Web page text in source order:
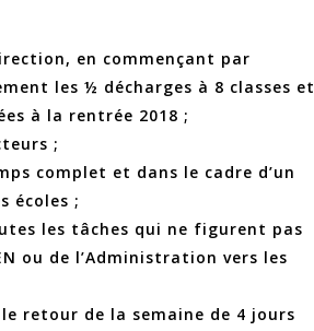
en commençant par
les ½ décharges à 8 classes et
à la rentrée 2018 ;
;
complet et dans le cadre d’un
écoles ;
les tâches qui ne figurent pas
ou de l’Administration vers les
retour de la semaine de 4 jours